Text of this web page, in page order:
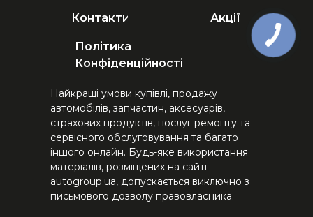
Найкращі умови купівлі, продажу
автомобілів, запчастин, аксесуарів,
страхових продуктів, послуг ремонту та
сервісного обслуговування та багато
іншого онлайн. Будь-яке використання
матеріалів, розміщених на сайті
autogroup.ua, допускається виключно з
письмового дозволу правовласника.
Акції
Контакти
Політика
Конфіденційності